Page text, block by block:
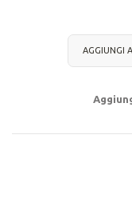
AGGIUNGI